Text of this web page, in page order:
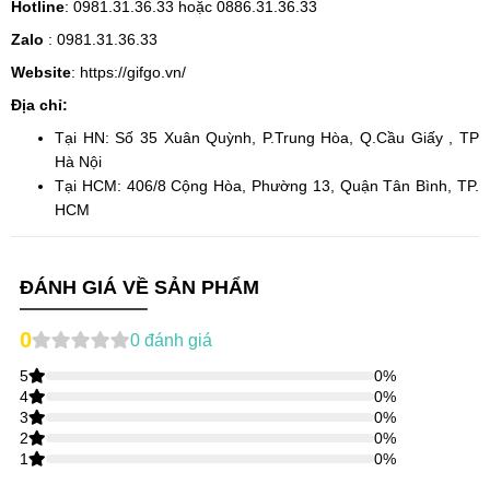
Hotline: 0981.31.36.33 hoặc 0886.31.36.33
Zalo : 0981.31.36.33
Website: https://gifgo.vn/
Địa chỉ:
Tại HN: Số 35 Xuân Quỳnh, P.Trung Hòa, Q.Cầu Giấy , TP
Hà Nội
Tại HCM: 406/8 Cộng Hòa, Phường 13, Quận Tân Bình, TP.
HCM
ĐÁNH GIÁ VỀ SẢN PHẨM
0 0 đánh giá
5 0%
4
0%
3
0%
2
0%
1
0%